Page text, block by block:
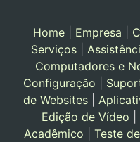
Home| Empresa
Serviços
Computadores e
Configuração
de Websites|
Edição de Vídeo
Acadêmico
Teste